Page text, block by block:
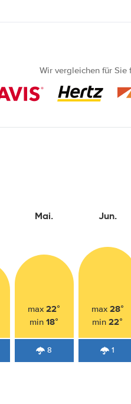
Wir vergleichen für
Mai.
max22°
min18°
8
Jun.
max 28°
min22°
1